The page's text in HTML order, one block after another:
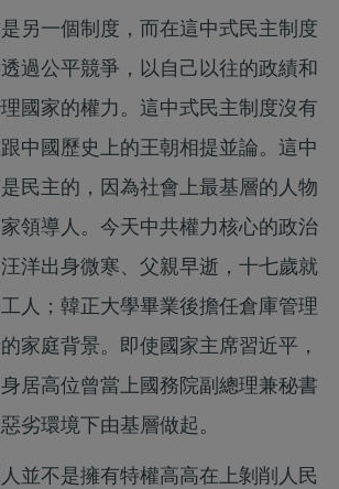
另一個制度，而在這中式民主制度
過公平競爭，以自己以往的政績和
國家的權力。這中式民主制度沒有
中國歷史上的王朝相提並論。這中
民主的，因為社會上最基層的人物
領導人。今天中共權力核心的政治
洋出身微寒、父親早逝，十七歲就
人；韓正大學畢業後擔任倉庫管理
家庭背景。即使國家主席習近平，
居高位曾當上國務院副總理兼秘書
劣環境下由基層做起。
並不是擁有特權高高在上剝削人民